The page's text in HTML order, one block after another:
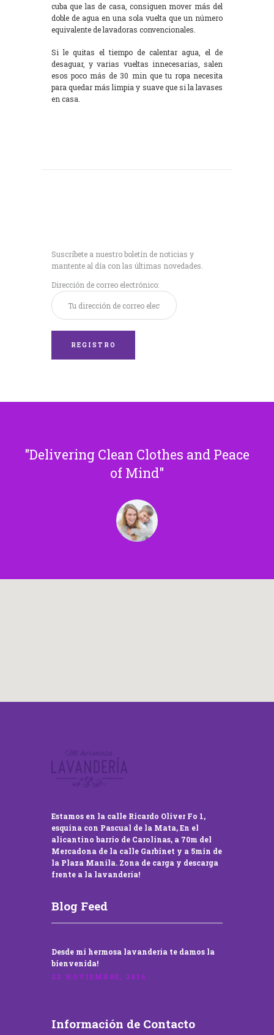
cuba que las de casa, consiguen mover más del
doble de agua en una sola vuelta que un número
equivalente de lavadoras convencionales.
Si le quitas el tiempo de calentar agua, el de
desaguar, y varias vueltas innecesarias, salen
esos poco más de 30 min que tu ropa necesita
para quedar más limpia y suave que si la lavases
en casa.
Suscríbete a nuestro boletín de noticias y
mantente al día con las últimas novedades.
Dirección de correo electrónico:
Delivering Clean Clothes and Peace
of Mind
Estamos en la calle Ricardo Oliver Fo 1,
esquina con Pascual de la Mata, En el
alicantino barrio de Carolinas, a 70m del
Mercadona de la calle Garbinet y a 5min de
la Plaza Manila. Zona de carga y descarga
frente a la lavandería!
Blog Feed
Desde mi hermosa lavandería te damos la
bienvenida!
22 NOVIEMBRE, 2016
Información de Contacto